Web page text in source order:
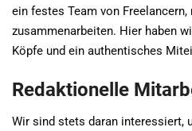
ein festes Team von
zusammenarbeiten. Hier haben
Köpfe und ein authentisches
Redaktionelle
Wir sind stets daran interessiert,